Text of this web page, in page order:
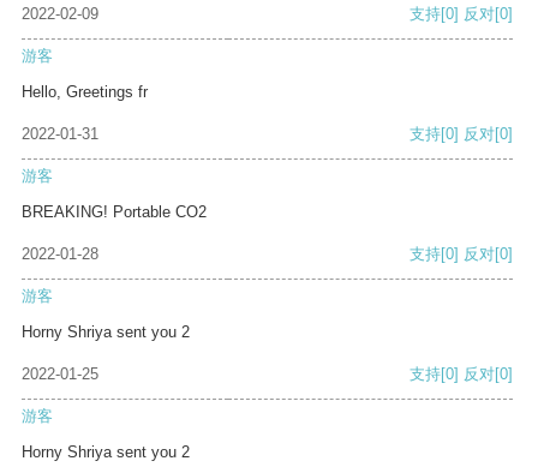
2022-02-09 支持[0] 反对[0]
游客
Hello, Greetings fr
2022-01-31 支持[0] 反对[0]
游客
BREAKING! Portable CO2
2022-01-28 支持[0] 反对[0]
游客
Horny Shriya sent you 2
2022-01-25 支持[0] 反对[0]
游客
Horny Shriya sent you 2